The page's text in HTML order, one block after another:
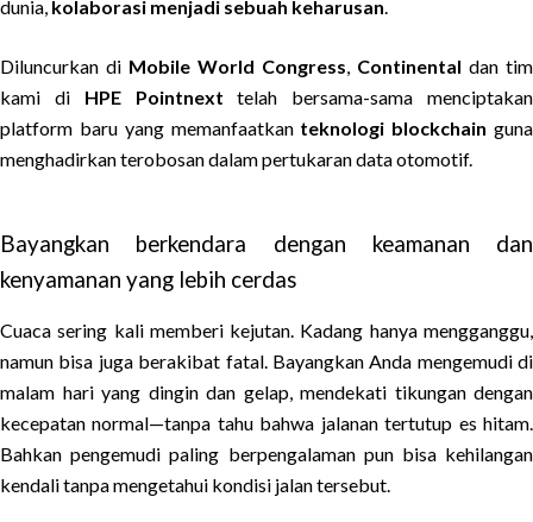
dunia, kolaborasi menjadi sebuah keharusan
Diluncurkan di Mobile World Congress Continental dan tim
kami di HPE Pointnext telah bersama-sama menciptakan
platform baru yang memanfaatkan teknologi blockchain guna
menghadirkan terobosan dalam pertukaran data otomotif.
Bayangkan berkendara dengan keamanan dan
kenyamanan yang lebih cerdas
Cuaca sering kali memberi kejutan. Kadang hanya mengganggu,
namun bisa juga berakibat fatal. Bayangkan Anda mengemudi di
malam hari yang dingin dan gelap, mendekati tikungan dengan
kecepatan normal—tanpa tahu bahwa jalanan tertutup es hitam.
Bahkan pengemudi paling berpengalaman pun bisa kehilangan
kendali tanpa mengetahui kondisi jalan tersebut.